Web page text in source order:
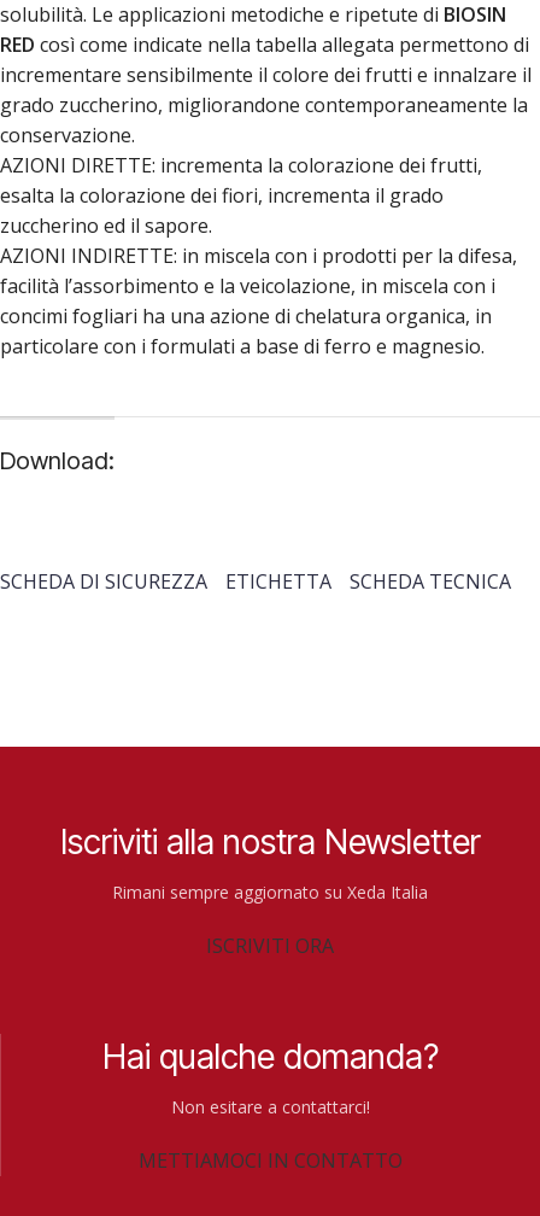
solubilità. Le applicazioni metodiche e ripetute di BIOSIN
RED così come indicate nella tabella allegata permettono di
incrementare sensibilmente il colore dei frutti e innalzare il
grado zuccherino, migliorandone contemporaneamente la
conservazione.
AZIONI DIRETTE: incrementa la colorazione dei frutti,
esalta la colorazione dei fiori, incrementa il grado
zuccherino ed il sapore.
AZIONI INDIRETTE: in miscela con i prodotti per la difesa,
facilità l’assorbimento e la veicolazione, in miscela con i
concimi fogliari ha una azione di chelatura organica, in
particolare con i formulati a base di ferro e magnesio.
Download:
SCHEDA DI SICUREZZA ETICHETTA SCHEDA TECNICA
Iscriviti alla nostra Newsletter
Rimani sempre aggiornato su Xeda Italia
ISCRIVITI ORA
Hai qualche domanda?
Non esitare a contattarci!
METTIAMOCI IN CONTATTO